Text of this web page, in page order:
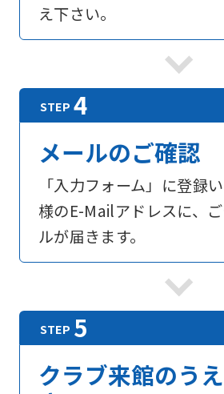
え下さい。
メールのご確認
「入力フォーム」に登録
様のE-Mailアドレスに、
ルが届きます。
クラブ来館のう
For